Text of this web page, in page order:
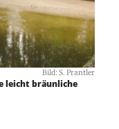
Bild: S. Prantler
leicht bräunliche